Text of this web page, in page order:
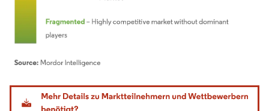
Bild © Mordor Intelligence. Wiederverwendung erfordert Namensnennung gemäß